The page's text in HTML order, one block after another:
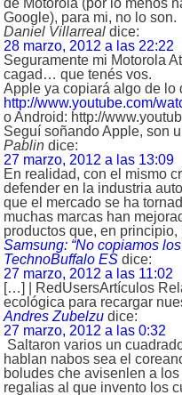
Google), para mi, no lo son.
Daniel Villarreal dice:
28 marzo, 2012 a las 22:22
Seguramente mi Motorola
cagad… que tenés vos.
Apple ya copiará algo de lo
http://www.youtube.com/
o Android: http://
Seguí soñando Apple, son
Pablin dice:
27 marzo, 2012 a las 13:09
En realidad, con el mismo
defender en la industria
que el mercado se ha
muchas marcas han
productos que, en
Samsung: “No copiamos los
TechnoBuffalo ES dice:
27 marzo, 2012 a las 11:02
[…] | RedUsersArtículos
ecológica para recargar
Andres Zubelzu dice:
27 marzo, 2012 a las 0:32
Saltaron varios un
hablan nabos sea el
boludes che avisenlen a
regalias al que invento los